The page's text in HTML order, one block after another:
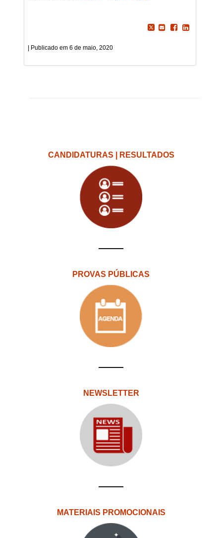
6 de maio, 2020
CANDIDATURAS | RESULTADOS
PROVAS PÚBLICAS
NEWSLETTER
MATERIAIS PROMOCIONAIS